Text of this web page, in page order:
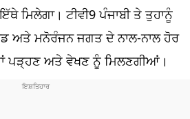
ਮਿਲੇਗਾ। ਟੀਵੀ9 ਪੰਜਾਬੀ ਤੇ ਤੁਹਾਨੂੰ
ਅਤੇ ਮਨੋਰੰਜਨ ਜਗਤ ਦੇ ਨਾਲ-ਨਾਲ ਹੋਰ
ਪੜ੍ਹਣ ਅਤੇ ਵੇਖਣ ਨੂੰ ਮਿਲਣਗੀਆਂ।